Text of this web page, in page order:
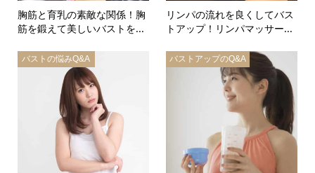
胸筋と育乳の素敵な関係！胸
筋を鍛えて美しいバストを...
リンパの流れを良くしてバス
トアップ！リンパマッサー...
バストの悩みQ&A バストアップのQ&A